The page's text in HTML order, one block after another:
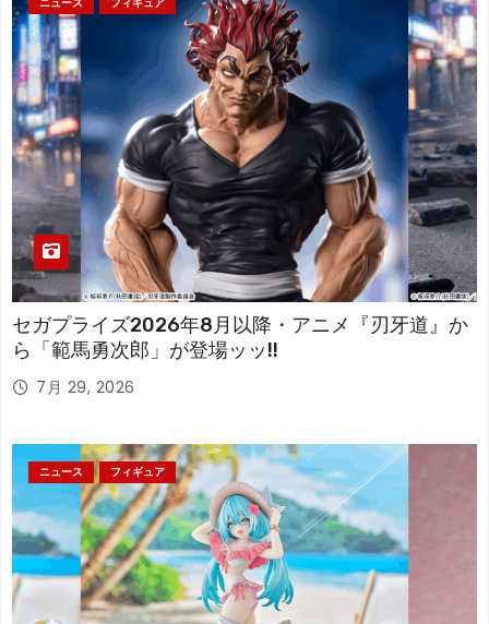
セガプライズ2026年8月以降・アニメ『刃牙道』か
ら「範馬勇次郎」が登場ッッ!!
7月 29, 2026
ニュース フィギュア